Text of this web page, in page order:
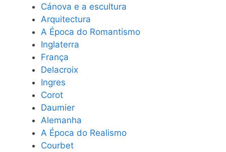
Cánova e a escultura
Arquitectura
A Época do Romantismo
Inglaterra
França
Delacroix
Ingres
Corot
Daumier
Alemanha
A Época do Realismo
Courbet